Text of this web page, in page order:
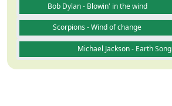
Bob Dylan - Blowin' in the wind
Scorpions - Wind of change
Michael Jackson - Earth Song